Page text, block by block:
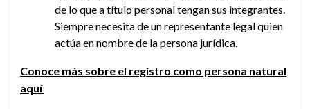
de lo que a título personal tengan sus integrantes.
Siempre necesita de un representante legal quien
actúa en nombre de la persona jurídica.
Conoce más sobre el registro como persona natural
aquí